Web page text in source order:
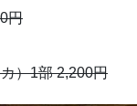
円
）1部 2,200円